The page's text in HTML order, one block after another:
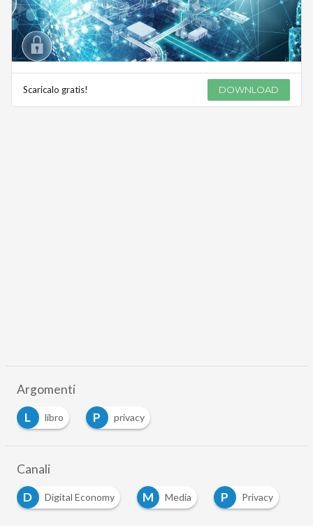
Scaricalo gratis! DOWNLOAD
Argomenti
L
libro P privacy
Canali
D
Digital Economy M Media P Privacy